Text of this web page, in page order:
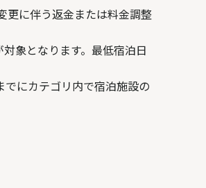
更に伴う返金または料金調整
象となります。最低宿泊日
にカテゴリ内で宿泊施設の